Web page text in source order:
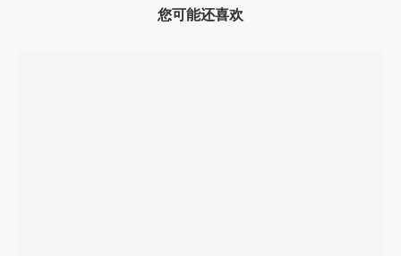
您可能还喜欢